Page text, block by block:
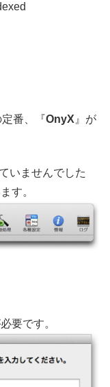
番、『OnyX 』が
いませんでした
す。
要です。